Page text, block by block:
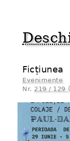
Ficțiunea
Evenimente
Nr. 219 / 129